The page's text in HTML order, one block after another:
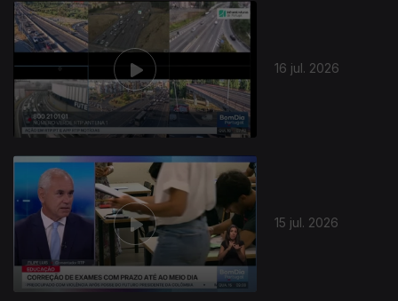
16 jul. 2026
15 jul. 2026